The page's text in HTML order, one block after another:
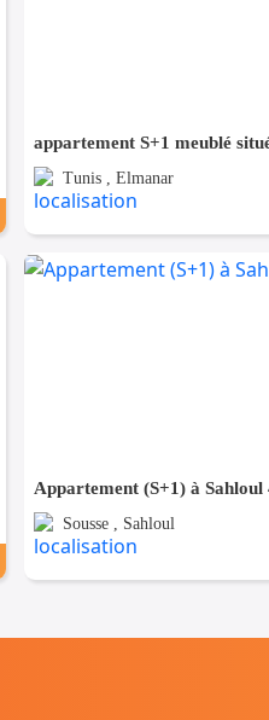
Tunis , Elmanar
Appartement (S+1) à Sahloul
Sousse , Sahloul